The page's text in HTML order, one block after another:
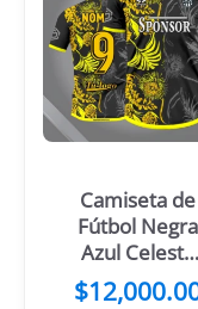
Camiseta de
Fútbol Negra
Azul Celeste
con Flores
$